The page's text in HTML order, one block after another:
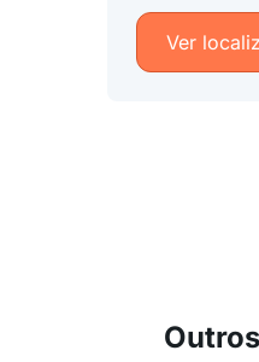
Ver